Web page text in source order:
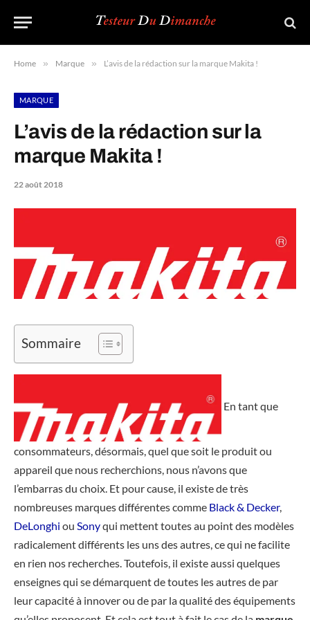
Home » Marque » L’avis de la rédaction sur la marque Makita !
MARQUE
L’avis de la rédaction sur la
marque Makita !
22 août 2018
Sommaire
En tant que
consommateurs, désormais, quel que soit le produit ou
appareil que nous recherchions, nous n’avons que
l’embarras du choix. Et pour cause, il existe de très
nombreuses marques différentes comme Black & Decker,
DeLonghi ou Sonyqui mettent toutes au point des modèles
radicalement différents les uns des autres, ce qui ne facilite
en rien nos recherches. Toutefois, il existe aussi quelques
enseignes qui se démarquent de toutes les autres de par
leur capacité à innover ou de par la qualité des équipements